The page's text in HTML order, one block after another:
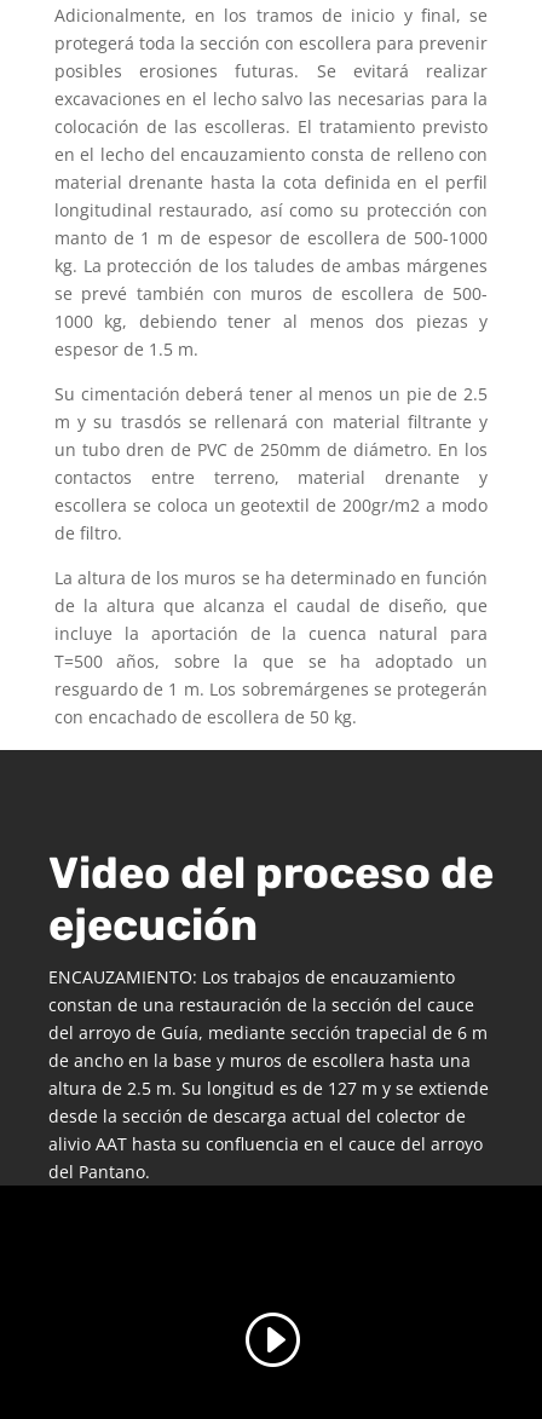
Adicionalmente, en los tramos de inicio y final, se
protegerá toda la sección con escollera para prevenir
posibles erosiones futuras. Se evitará realizar
excavaciones en el lecho salvo las necesarias para la
colocación de las escolleras. El tratamiento previsto
en el lecho del encauzamiento consta de relleno con
material drenante hasta la cota definida en el perfil
longitudinal restaurado, así como su protección con
manto de 1 m de espesor de escollera de 500-1000
kg. La protección de los taludes de ambas márgenes
se prevé también con muros de escollera de 500-
1000 kg, debiendo tener al menos dos piezas y
espesor de 1.5 m.
Su cimentación deberá tener al menos un pie de 2.5
m y su trasdós se rellenará con material filtrante y
un tubo dren de PVC de 250mm de diámetro. En los
contactos entre terreno, material drenante y
escollera se coloca un geotextil de 200gr/m2 a modo
de filtro.
La altura de los muros se ha determinado en función
de la altura que alcanza el caudal de diseño, que
incluye la aportación de la cuenca natural para
T=500 años, sobre la que se ha adoptado un
resguardo de 1 m. Los sobremárgenes se protegerán
con encachado de escollera de 50 kg.
Video del proceso de
ejecución
ENCAUZAMIENTO: Los trabajos de encauzamiento
constan de una restauración de la sección del cauce
del arroyo de Guía, mediante sección trapecial de 6 m
de ancho en la base y muros de escollera hasta una
altura de 2.5 m. Su longitud es de 127 m y se extiende
desde la sección de descarga actual del colector de
alivio AAT hasta su confluencia en el cauce del arroyo
del Pantano.